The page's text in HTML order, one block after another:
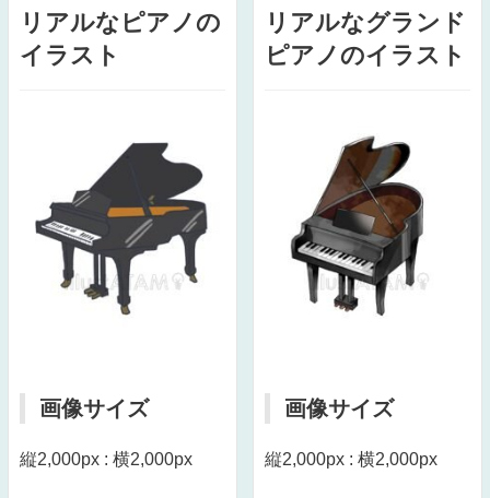
リアルなピアノの
イラスト
画像サイズ
縦2,000px : 横2,000px
リアルなグランド
ピアノのイラスト
画像サイズ
縦2,000px : 横2,000px